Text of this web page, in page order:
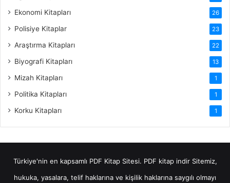
Ekonomi Kitapları 26
Polisiye Kitaplar 23
Araştırma Kitapları 22
Biyografi Kitapları 13
Mizah Kitapları 1
Politika Kitapları 1
Korku Kitapları 1
Türkiye'nin en kapsamlı PDF Kitap Sitesi. PDF kitap indirSitemiz,
hukuka, yasalara, telif haklarına ve kişilik haklarına saygılı olmayı